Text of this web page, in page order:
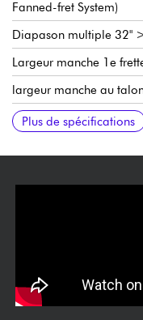
Fanned-fret System)
Diapason multiple 32"
Largeur manche 1e
largeur manche au
Epaisseur manche 1e
Epaisseur manche 12e
Micros Dingwall Dual-P
Contrôles : voir schéma
Chevalet Dingwall
Mécaniques Dingwall
Finition brillant
Vendue avec housse
Plus de spécifications